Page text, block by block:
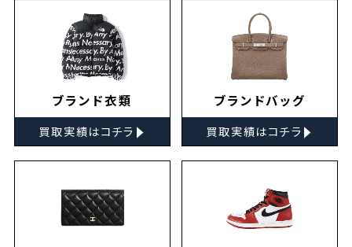
ブランド衣類
買取実績はコチラ ▸
ブランドバッグ
買取実績はコチラ ▸